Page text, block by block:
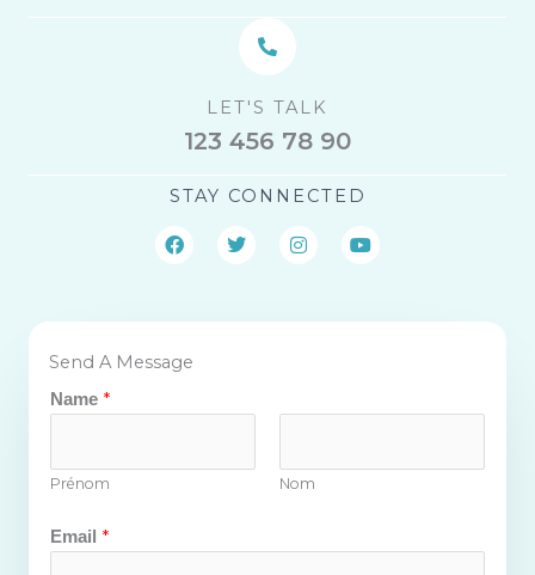
LET'S TALK
123 456 78 90
STAY CONNECTED
F
a
o
k
T
w
e
I
n
g
Y
o
b
Send A Message
Name *
Prénom Nom
Email *